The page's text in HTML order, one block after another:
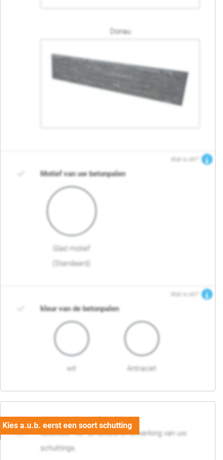
Donau
Wat is dit?
Motief van uw betonpalen
Glad motief
(Standaard)
Wat is dit?
kleur van de betonpalen
wit Antraciet
03. Detail en afwerking
Selecteer hier de details en afwerking van uw
schuttings.